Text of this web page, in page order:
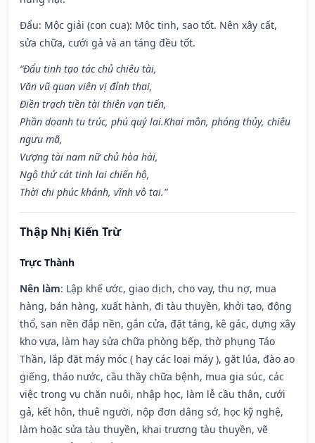
Đẩu: Mộc giải (con cua): Mộc tinh, sao tốt. Nên xây cất,
sửa chữa, cưới gả và an táng đều tốt.
“Đẩu tinh tạo tác chủ chiêu tài,
Văn vũ quan viên vị đỉnh thai,
Điền trạch tiền tài thiên vạn tiến,
Phần doanh tu trúc, phú quý lai.Khai môn, phóng thủy, chiêu
ngưu mã,
Vượng tài nam nữ chủ hòa hài,
Ngộ thử cát tinh lai chiến hộ,
Thời chi phúc khánh, vĩnh vô tai.”
Thập Nhị Kiến Trừ
Trực Thành
Nên làm: Lập khế ước, giao dịch, cho vay, thu nợ, mua
hàng, bán hàng, xuất hành, đi tàu thuyền, khởi tạo, động
thổ, san nền đắp nền, gắn cửa, đặt táng, kê gác, dựng xây
kho vựa, làm hay sửa chữa phòng bếp, thờ phụng Táo
Thần, lắp đặt máy móc ( hay các loại máy ), gặt lúa, đào ao
giếng, tháo nước, cầu thầy chữa bệnh, mua gia súc, các
việc trong vụ chăn nuôi, nhập học, làm lễ cầu thân, cưới
gả, kết hôn, thuê người, nộp đơn dâng sớ, học kỹ nghệ,
làm hoặc sửa tàu thuyền, khai trương tàu thuyền, vẽ